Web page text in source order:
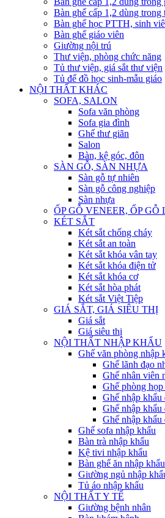
Bàn ghế cấp 1,2 dùng trong
Bàn ghế học PTTH, sinh
Bàn ghế giáo viên
Giường nội trú
Thư viện, phòng chức năng
Tủ thư viện, giá sắt thư viện
Tủ để đồ học sinh-mẫu giáo
NỘI THẤT KHÁC
SOFA, SALON
Sofa văn phòng
Sofa gia đình
Ghế thư giãn
Salon
Bàn, kệ góc, đôn
SÀN GỖ, SÀN NHỰA
Sàn gỗ tự nhiên
Sàn gỗ công nghiệp
Sàn nhựa
ỐP GỖ VENEER, ỐP GỖ
KÉT SẮT
Két sắt chống cháy
Két sắt an toàn
Két sắt khóa vân tay
Két sắt khóa điện tử
Két sắt khóa cơ
Két sắt hòa phát
Két sắt Việt Tiệp
GIÁ SẮT, GIÁ SIÊU THỊ
Giá sắt
Giá siêu thị
NỘI THẤT NHẬP KHẨU
Ghế văn phòng nhập
Ghế lãnh đạo
Ghế nhân viên
Ghế phòng họp
Ghế nhập khẩu
Ghế nhập
Ghế nhập khẩu
Ghế sofa nhập khẩu
Bàn trà nhập khẩu
Kệ tivi nhập khẩu
Bàn ghế ăn nhập khẩu
Giường ngủ nhập
Tủ áo nhập khẩu
NỘI THẤT Y TẾ
Giường bệnh nhân